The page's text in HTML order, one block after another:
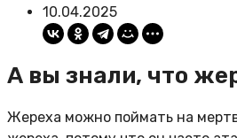
10.04.2025
А вы знали, что
Жереха можно поймать на